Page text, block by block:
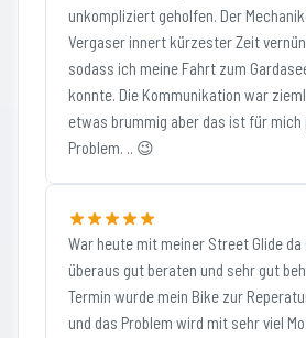
unkompliziert geholfen. Der
Vergaser innert kürzester Zeit
sodass ich meine Fahrt zum
konnte. Die Kommunikation war
etwas brummig aber das ist für mich
Problem. .. 😉
War heute mit meiner Street Glide da
überaus gut beraten und sehr gut
Termin wurde mein Bike zur
und das Problem wird mit sehr viel